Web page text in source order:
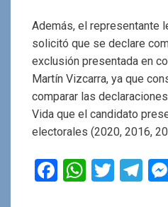
Además, el representante
solicitó que se declare
exclusión presentada en
Martín Vizcarra, ya que
comparar las
Vida que el candidato
electorales (2020, 2016,
F
W T
T